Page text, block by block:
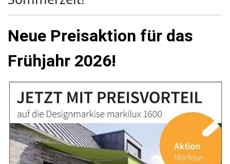
Neue Preisaktion für das
Frühjahr 2026!